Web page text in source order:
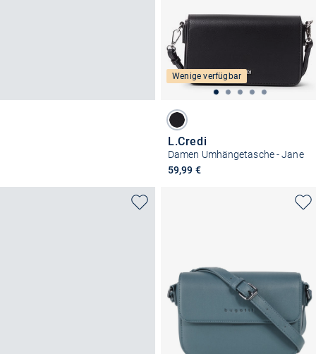
Wenige verfügbar
L.Credi
Damen Umhängetasche - Jane
59,99 €